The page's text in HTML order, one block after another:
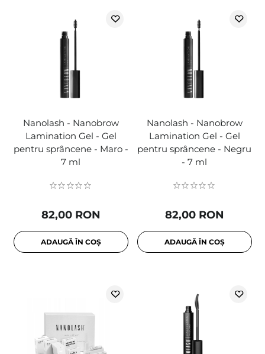
Nanolash - Nanobrow
Lamination Gel - Gel
pentru sprâncene - Maro -
7 ml
82,00 RON
ADAUGĂ ÎN COȘ
Nanolash - Nanobrow
Lamination Gel - Gel
pentru sprâncene - Negru
- 7 ml
82,00 RON
ADAUGĂ ÎN COȘ